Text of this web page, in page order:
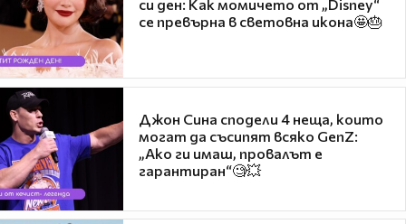
си ден: Как момичето от „Disney“
се превърна в световна икона🤩🎂
Джон Сина сподели 4 неща, които
могат да съсипят всяко GenZ:
„Ако ги имаш, провалът е
гарантиран“🧐💥